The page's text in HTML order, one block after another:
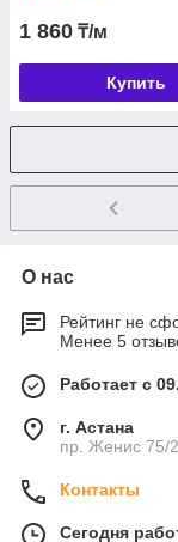
1 860 ₸/м
Купить
О нас
Рейтинг не
Менее 5
Работает с
г. Астана
пр. Женис 75/
Контакты
Сегодня